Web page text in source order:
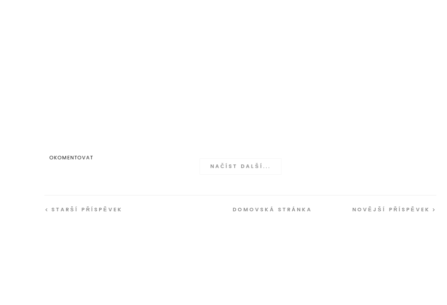
OKOMENTOVAT
NAČÍST DALŠÍ...
NOVĚJŠÍ PŘÍSPĚVEK
STARŠÍ PŘÍSPĚVEK DOMOVSKÁ STRÁNKA